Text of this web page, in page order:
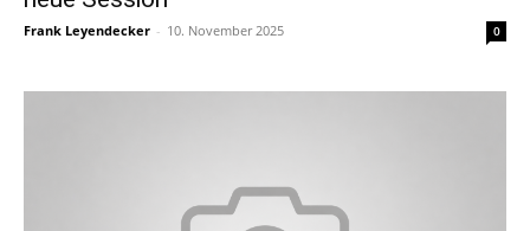
Frank Leyendecker - 10. November 2025 0